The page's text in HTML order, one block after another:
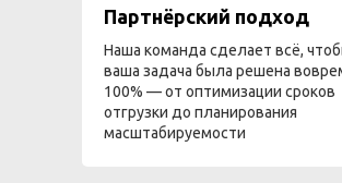
Партнёрский подход
Наша команда сделает всё,
ваша задача была решена
100% — от оптимизации сроков
отгрузки до планирования
масштабируемости